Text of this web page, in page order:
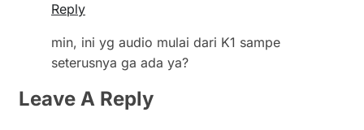
Reply
min, ini yg audio mulai dari K1 sampe
seterusnya ga ada ya?
Leave A Reply